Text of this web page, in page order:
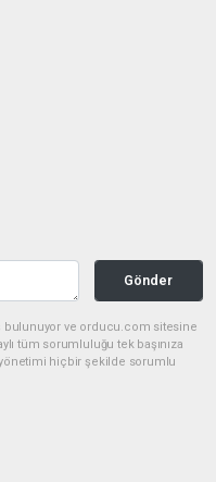
Gönder
bulunuyor ve orducu.com sitesine
tüm sorumluluğu tek başınıza
hiçbir şekilde sorumlu